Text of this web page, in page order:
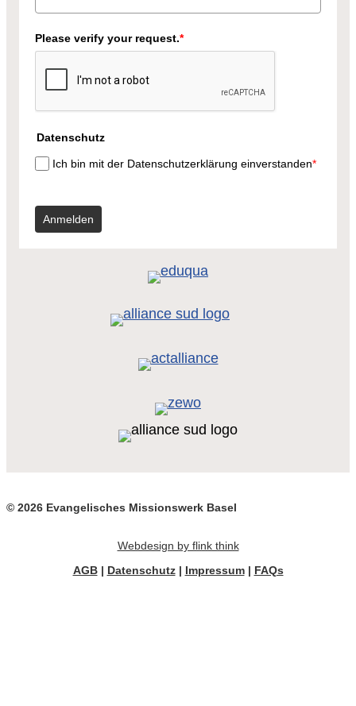
Please verify your request.*
Datenschutz
Ich bin mit der Datenschutzerklärung einverstanden*
Anmelden
© 2026 Evangelisches Missionswerk Basel
Webdesign by flink think
AGB| Datenschutz| Impressum| FAQs